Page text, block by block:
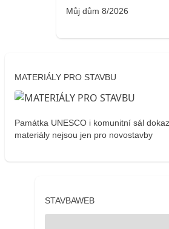
Můj dům 8/2026
MATERIÁLY PRO STAVBU
Památka UNESCO i komunitní sál
materiály nejsou jen pro novostavby
STAVBAWEB